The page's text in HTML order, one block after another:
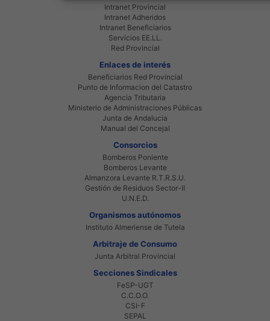
Intranet Provincial
Intranet Adheridos
Intranet Beneficiarios
Servicios EE.LL.
Red Provincial
Enlaces de interés
Beneficiarios Red Provincial
Punto de Informacion del Catastro
Agencia Tributaria
Ministerio de Administraciones Públicas
Junta de Andalucia
Manual del Concejal
Consorcios
Bomberos Poniente
Bomberos Levante
Almanzora Levante R.T.R.S.U.
Gestión de Residuos Sector-II
U.N.E.D.
Organismos autónomos
Instituto Almeriense de Tutela
Arbitraje de Consumo
Junta Arbitral Provincial
Secciones Sindicales
FeSP-UGT
C.C.O.O.
CSI-F
SEPAL